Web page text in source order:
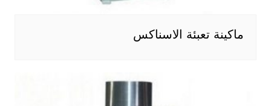
ماكينة تعبئة الاسناكس